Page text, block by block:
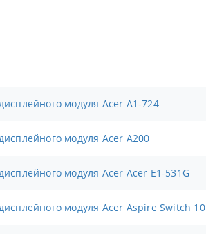
модуля Acer A1-724
модуля Acer A200
модуля Acer Acer E1-531G
модуля Acer Aspire Switch 10